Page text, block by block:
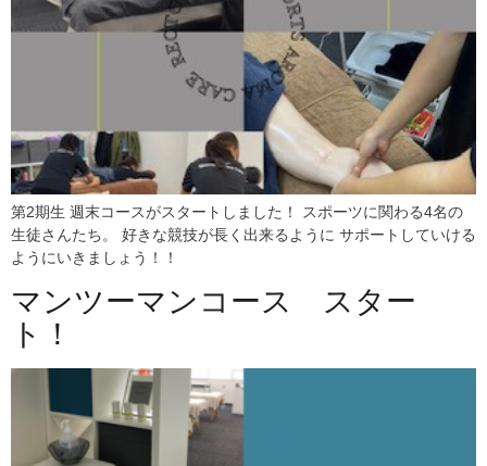
第2期生 週末コースがスタートしました！ スポーツに関わる4名の
生徒さんたち。 好きな競技が長く出来るように サポートしていける
ようにいきましょう！！
マンツーマンコース スター
ト！